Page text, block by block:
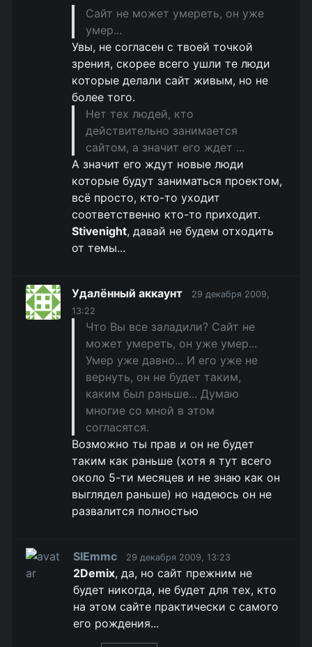
Сайт не может умереть, он уже
умер...
Увы, не согласен с твоей точкой
зрения, скорее всего ушли те люди
которые делали сайт живым, но не
более того.
Нет тех людей, кто
действительно занимается
сайтом, а значит его ждет ...
А значит его ждут новые люди
которые будут заниматься проектом,
всё просто, кто-то уходит
соответственно кто-то приходит.
Stivenight, давай не будем отходить
от темы...
Удалённый аккаунт
29 декабря 2009,
13:22
Что Вы все заладили? Сайт не
может умереть, он уже умер...
Умер уже давно... И его уже не
вернуть, он не будет таким,
каким был раньше... Думаю
многие со мной в этом
согласятся.
Возможно ты прав и он не будет
таким как раньше (хотя я тут всего
около 5-ти месяцев и не знаю как он
выглядел раньше) но надеюсь он не
развалится полностью
SlEmmc 29 декабря 2009, 13:23
2Demix, да, но сайт прежним не
будет никогда, не будет для тех, кто
на этом сайте практически с самого
его рождения...